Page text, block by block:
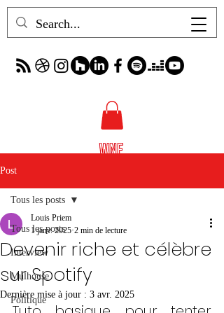
Post
Tous les posts
Interview
Mulhouse
Politique
Tous les posts
Devenir riche et célèbre
sur Spotify
Louis Priem
1 janv. 2025 2 min de lecture
Dernière mise à jour : 3 avr. 2025